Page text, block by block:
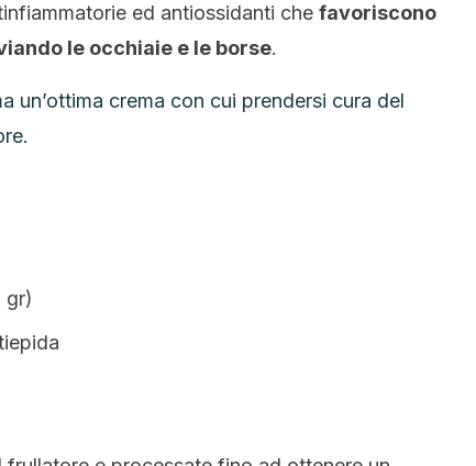
ed antiossidanti che favoriscono
le occhiaie e le borse.
un’ottima crema con cui prendersi cura del
gr)